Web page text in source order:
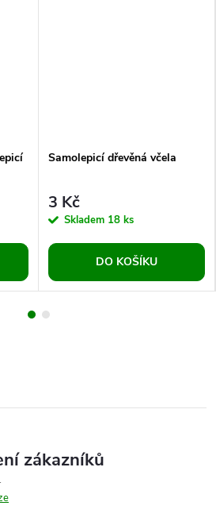
Samolepicí dřevěná včela
3 Kč
Skladem 18 ks
DO KOŠÍKU
zákazníků